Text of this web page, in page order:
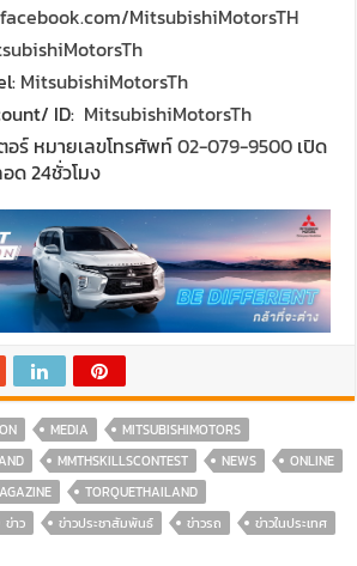
MitsubishiMotorsTH
MitsubishiMotorsTh
ID: MitsubishiMotorsTh
อร์ หมายเลขโทรศัพท์02-079-9500 เปิด
ด 24ชั่วโมง
MEDIA
MITSUBISHIMOTORS
MMTHSKILLSCONTEST NEWS
ONLINE
TORQUETHAILAND
ข่าว ข่าวประชาสัมพันธ์ ข่าวรถ ข่าวในประเทศ